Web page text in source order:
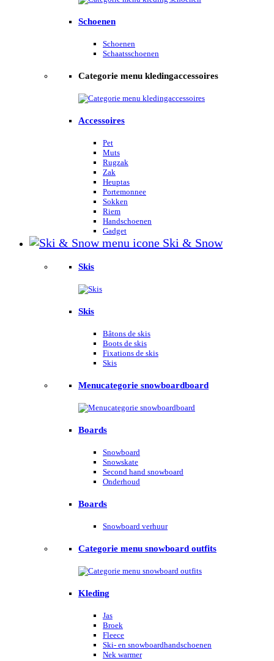
Schoenen
Schoenen
Schaatsschoenen
Categorie menu kledingaccessoires
Accessoires
Pet
Muts
Rugzak
Zak
Heuptas
Portemonnee
Sokken
Riem
Handschoenen
Gadget
Ski & Snow
Skis
Skis
Bâtons de skis
Boots de skis
Fixations de skis
Skis
Menucategorie snowboardboard
Boards
Snowboard
Snowskate
Second hand snowboard
Onderhoud
Boards
Snowboard verhuur
Categorie menu snowboard outfits
Kleding
Jas
Broek
Fleece
Ski- en snowboardhandschoenen
Nek warmer